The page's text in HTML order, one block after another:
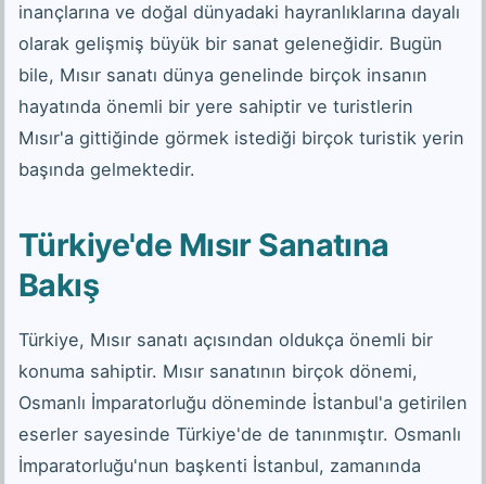
inançlarına ve doğal dünyadaki hayranlıklarına dayalı
olarak gelişmiş büyük bir sanat geleneğidir. Bugün
bile, Mısır sanatı dünya genelinde birçok insanın
hayatında önemli bir yere sahiptir ve turistlerin
Mısır'a gittiğinde görmek istediği birçok turistik yerin
başında gelmektedir.
Türkiye'de Mısır Sanatına
Bakış
Türkiye, Mısır sanatı açısından oldukça önemli bir
konuma sahiptir. Mısır sanatının birçok dönemi,
Osmanlı İmparatorluğu döneminde İstanbul'a getirilen
eserler sayesinde Türkiye'de de tanınmıştır. Osmanlı
İmparatorluğu'nun başkenti İstanbul, zamanında